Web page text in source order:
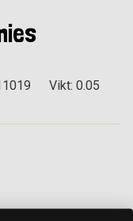
Vikt: 0.05